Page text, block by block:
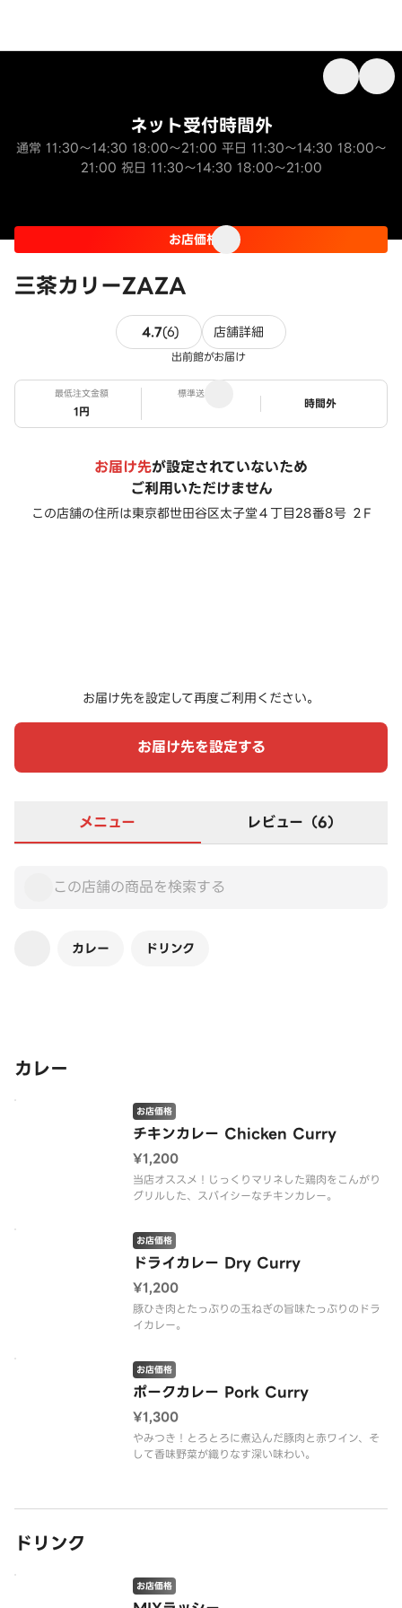
三茶カリーZAZA
ネット受付時間外
通常 11:30～14:30 18:00～21:00 平日 11:30～14:30 18:00～
21:00 祝日 11:30～14:30 18:00～21:00
お店価格
4.7(6) 6件のレビュー
店舗詳細
出前館がお届け
最低注文金額
1円
標準送料
ステータス
時間外
お届け先が設定されていないため
ご利用いただけません
この店舗の住所は東京都世田谷区太子堂４丁目28番8号 ２F
お届け先を設定して再度ご利用ください。
お届け先を設定する
メニュー レビュー（6）
カレー ドリンク
カレー
チキンカレー Chicken Curry
お店価格
¥1,200
当店オススメ！じっくりマリネした鶏肉をこんがり
グリルした、スパイシーなチキンカレー。
ドライカレー Dry Curry
お店価格
¥1,200
豚ひき肉とたっぷりの玉ねぎの旨味たっぷりのドラ
イカレー。
ポークカレー Pork Curry
お店価格
¥1,300
やみつき！とろとろに煮込んだ豚肉と赤ワイン、そ
して香味野菜が織りなす深い味わい。
ドリンク
お店価格